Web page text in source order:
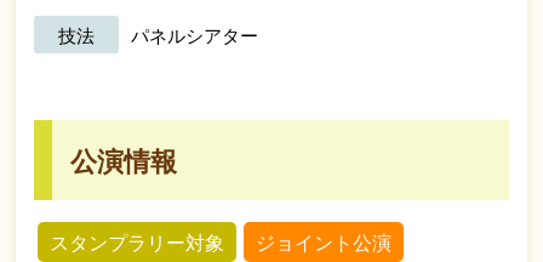
技法 パネルシアター
公演情報
スタンプラリー対象 ジョイント公演